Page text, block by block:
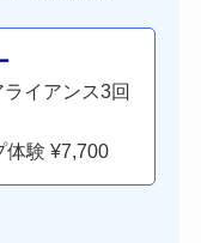
ライアンス3回
体験 ¥7,700